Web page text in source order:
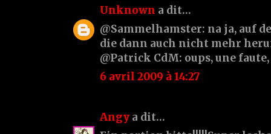
Unknown a dit…
@Sammelhamster: na ja, auf
die dann auch nicht mehr
@Patrick CdM: oups, une
6 avril 2009 à 14:27
Angy a dit…